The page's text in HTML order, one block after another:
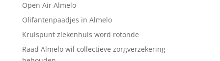
Open Air Almelo
Olifantenpaadjes in Almelo
Kruispunt ziekenhuis word rotonde
Raad Almelo wil collectieve zorgverzekering